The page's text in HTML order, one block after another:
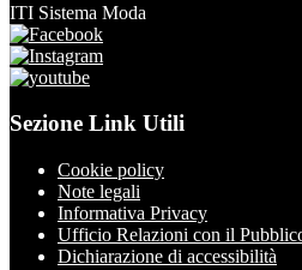
ITI Sistema Moda
Sezione Link Utili
Cookie policy
Note legali
Informativa Privacy
Ufficio Relazioni con il
Dichiarazione di accessibilità